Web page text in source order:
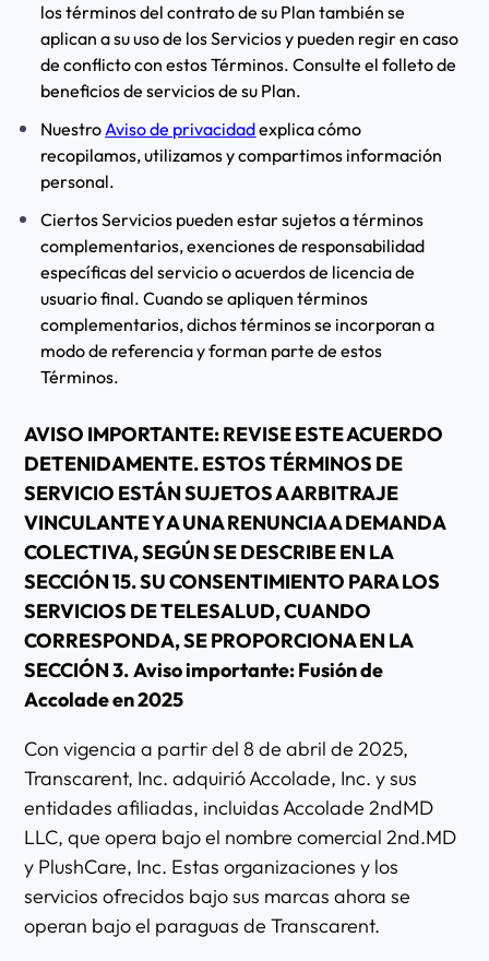
los términos del contrato de su Plan también se
aplican a su uso de los Servicios y pueden regir en caso
de conflicto con estos Términos. Consulte el folleto de
beneficios de servicios de su Plan.
NuestroAviso de privacidadexplica cómo
recopilamos, utilizamos y compartimos información
personal.
Ciertos Servicios pueden estar sujetos a términos
complementarios, exenciones de responsabilidad
específicas del servicio o acuerdos de licencia de
usuario final. Cuando se apliquen términos
complementarios, dichos términos se incorporan a
modo de referencia y forman parte de estos
Términos.
AVISO IMPORTANTE: REVISE ESTE ACUERDO
DETENIDAMENTE. ESTOS TÉRMINOS DE
SERVICIO ESTÁN SUJETOS A ARBITRAJE
VINCULANTE Y A UNA RENUNCIA A DEMANDA
COLECTIVA, SEGÚN SE DESCRIBE EN LA
SECCIÓN 15. SU CONSENTIMIENTO PARA LOS
SERVICIOS DE TELESALUD, CUANDO
CORRESPONDA, SE PROPORCIONA EN LA
SECCIÓN 3.Aviso importante: Fusión de
Accolade en 2025
Con vigencia a partir del 8 de abril de 2025,
Transcarent, Inc. adquirió Accolade, Inc. y sus
entidades afiliadas, incluidas Accolade 2ndMD
LLC, que opera bajo el nombre comercial 2nd.MD
y PlushCare, Inc. Estas organizaciones y los
servicios ofrecidos bajo sus marcas ahora se
operan bajo el paraguas de Transcarent.